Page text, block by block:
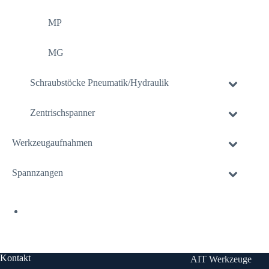
MP
MG
Schraubstöcke Pneumatik/Hydraulik
Zentrischspanner
Werkzeugaufnahmen
Spannzangen
Kontakt AIT Werkzeuge